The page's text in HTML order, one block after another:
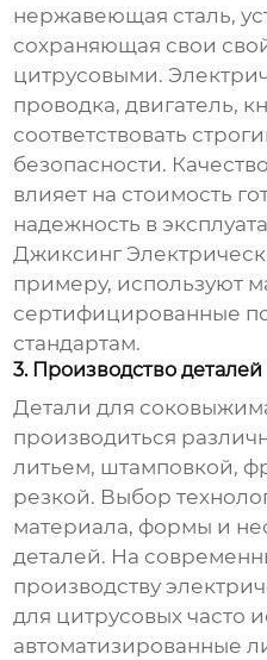
нержавеющая сталь,
сохраняющая свои
цитрусовыми.
проводка, двигатель,
соответствовать
безопасности.
влияет на стоимость
надежность в
Джиксинг
примеру, используют
сертифицированные
стандартам.
3. Производство деталей
Детали для
производиться
литьем, штамповкой,
резкой. Выбор
материала, формы и
деталей. На
производству
для цитрусовых часто
автоматизированные